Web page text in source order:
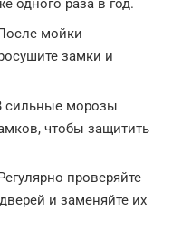
одного раза в год.
мойки
замки и
сильные морозы
чтобы защитить
проверяйте
и заменяйте их